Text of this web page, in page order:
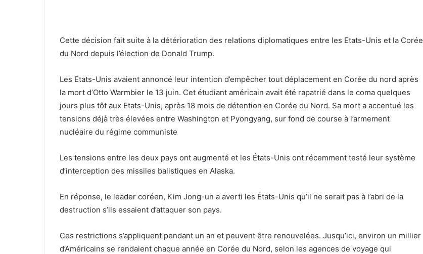
Cette décision fait suite à la détérioration des relations diplomatiques entre les Etats-Unis et la Corée
du Nord depuis l’élection de Donald Trump.
Les Etats-Unis avaient annoncé leur intention d’empêcher tout déplacement en Corée du nord après
la mort d’Otto Warmbier le 13 juin. Cet étudiant américain avait été rapatrié dans le coma quelques
jours plus tôt aux Etats-Unis, après 18 mois de détention en Corée du Nord. Sa mort a accentué les
tensions déjà très élevées entre Washington et Pyongyang, sur fond de course à l’armement
nucléaire du régime communiste
Les tensions entre les deux pays ont augmenté et les États-Unis ont récemment testé leur système
d’interception des missiles balistiques en Alaska.
En réponse, le leader coréen, Kim Jong-un a averti les États-Unis qu’il ne serait pas à l’abri de la
destruction s’ils essaient d’attaquer son pays.
Ces restrictions s’appliquent pendant un an et peuvent être renouvelées. Jusqu’ici, environ un millier
d’Américains se rendaient chaque année en Corée du Nord, selon les agences de voyage qui